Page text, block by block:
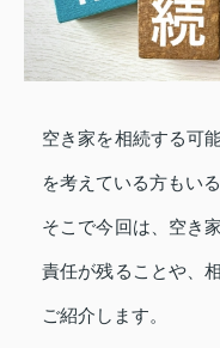
空き家を相続する可
を考えている方もい
そこで今回は、空き
責任が残ることや、
ご紹介します。